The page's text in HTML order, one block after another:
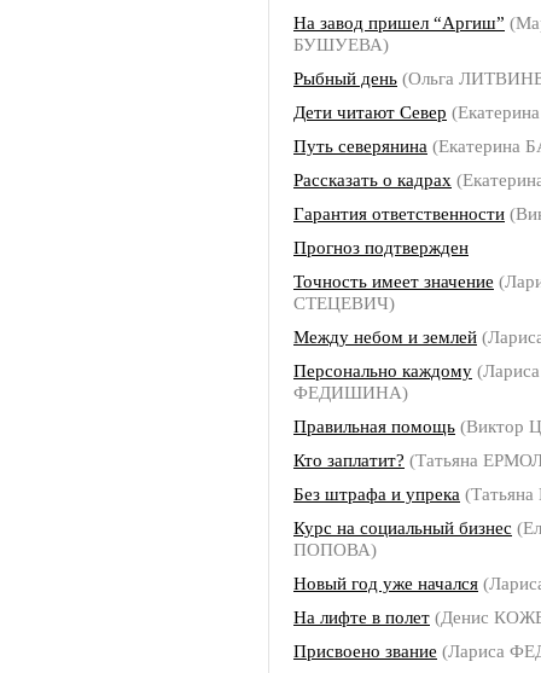
На завод пришел “Аргиш”
БУШУЕВА)
Рыбный день (Ольга
Дети читают Север
Путь северянина (Екатерина
Рассказать о кадрах
Гарантия ответственности
Прогноз подтвержден
Точность имеет значение
СТЕЦЕВИЧ)
Между небом и землей
Персонально каждому (Лариса
ФЕДИШИНА)
Правильная помощь (Виктор
Кто заплатит? (Татьяна
Без штрафа и упрека
Курс на социальный бизнес
ПОПОВА)
Новый год уже начался
На лифте в полет (Денис
Присвоено звание (Лариса